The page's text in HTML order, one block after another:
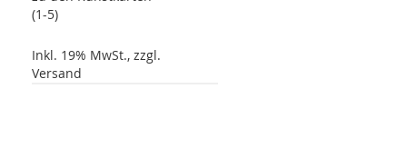
(1-5)
Inkl. 19% MwSt., zzgl.
Versand